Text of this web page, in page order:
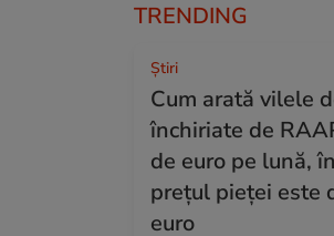
TRENDING
Ştiri
Cum arată vilele
închiriate de
de euro pe lună,
prețul pieței este
euro